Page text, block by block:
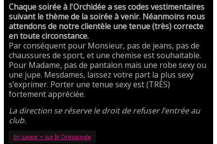
Chaque soirée à l'Orchidée a ses codes vestimentaires
suivant le thème de la soirée à venir. Néanmoins nous
attendons de notre clientèle une tenue (très) correcte
en toute circonstance.
Par conséquent pour Monsieur, pas de jeans, pas de
chaussures de sport, et une chemise est souhaitable.
Pour Madame, pas de pantalon mais une robe sexy ou
une jupe. Mesdames, laissez votre part la plus sexy
s’exprimer. Porter une tenue sexy est (TRÈS)
fortement appréciée.
La direction se réserve le droit de refuser l’entrée au
club.
En savoir + sur le Dresscode